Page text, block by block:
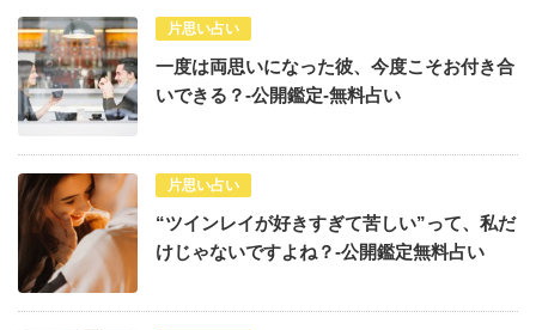
片思い占い
一度は両思いになった彼、今度こそお付き合
いできる？-公開鑑定-無料占い
片思い占い
“ツインレイが好きすぎて苦しい”って、私だ
けじゃないですよね？-公開鑑定無料占い